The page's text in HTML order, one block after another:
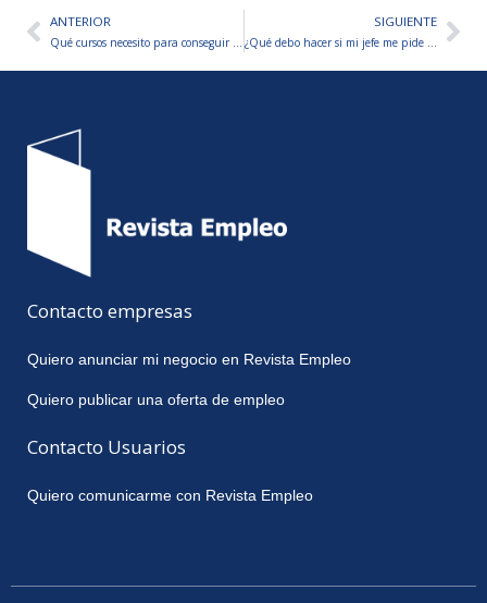
AntANTERIOR
Qué cursos necesito para conseguir trabajo y dónde hacerlos GRATIS
SIGUIENTE
¿Qué debo hacer si mi jefe me pide que renuncie?
Contacto empresas
Quiero anunciar mi negocio en Revista Empleo
Quiero publicar una oferta de empleo
Contacto Usuarios
Quiero comunicarme con Revista Empleo